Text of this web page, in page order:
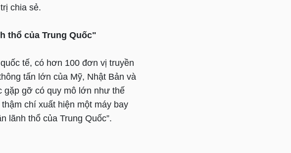
chia sẻ.
thổ của Trung Quốc"
tế, có hơn 100 đơn vị truyền
tấn lớn của Mỹ, Nhật Bản và
gặp gỡ có quy mô lớn như thế
chí xuất hiện một máy bay
lãnh thổ của Trung Quốc”.